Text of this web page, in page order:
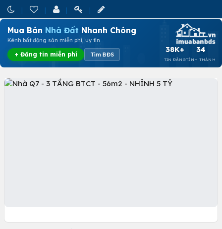
Mua Bán Nhà Đất Nhanh Chóng
Kênh bất động sản miễn phí, uy tín
+ Đăng tin miễn phí Tìm BĐS
38K+
TIN ĐĂNG
34
TỈNH THÀNH